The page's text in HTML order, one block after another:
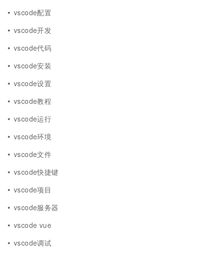
vscode配置
vscode开发
vscode代码
vscode安装
vscode设置
vscode教程
vscode运行
vscode环境
vscode文件
vscode快捷键
vscode项目
vscode服务器
vscode vue
vscode调试